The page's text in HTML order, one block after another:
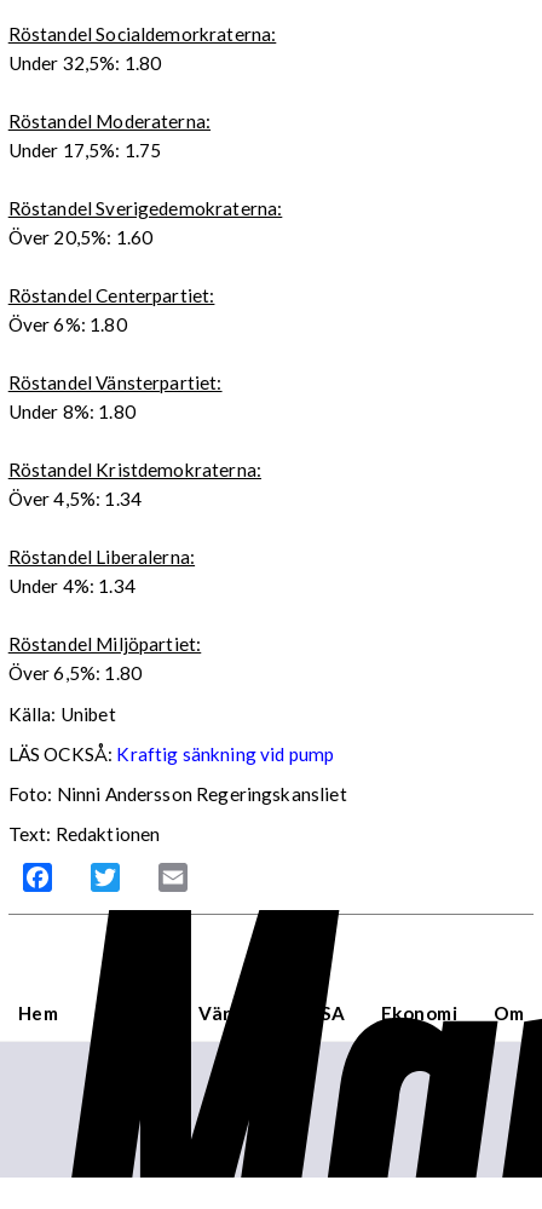
Röstandel Socialdemorkraterna:
Under 32,5%: 1.80
Röstandel Moderaterna:
Under 17,5%: 1.75
Röstandel Sverigedemokraterna:
Över 20,5%: 1.60
Röstandel Centerpartiet:
Över 6%: 1.80
Röstandel Vänsterpartiet:
Under 8%: 1.80
Röstandel Kristdemokraterna:
Över 4,5%: 1.34
Röstandel Liberalerna:
Under 4%: 1.34
Röstandel Miljöpartiet:
Över 6,5%: 1.80
Källa: Unibet
LÄS OCKSÅ: Kraftig sänkning vid pump
Foto: Ninni Andersson Regeringskansliet
Text: Redaktionen
Facebook Twitter
Hem Sverige Världen USA Ekonomi Om